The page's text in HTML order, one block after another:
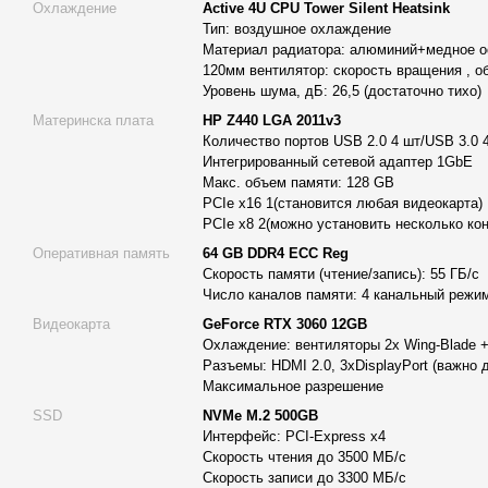
Рабочая станция собрана из современных
работу при серьезных вычислительных процессах.
Рабочая станция Alfa Server 749 является подлинным
предназначенным для решения сложных задач и интенсивных
Эта система включает в себя процессор Intel Xeon E5-2698v4,
производительностью благодаря своим 20 ядер, 40 потоків.
от 3,10 GHz до 3,60 GHz, а внушительный объем кэш-памяти
обработку данных и эффективность выполнения задач.
Система охлаждения Active 4U CPU Tower Silent Heatsink,
станции, высокоэффективна. Она состоит из алюминиевого
и пятью тепловыми трубками, обеспечивающими отличный
скоростью вращения 1500 об/мин эффективно рассеивают
уровень шума всего 26,5 дБ, что делает его достаточно тихим
Материнская плата HP Z440 LGA 2011v3 надежна и хорошо
много опций для расширения и подключения. Она имеет
порта USB 3.0, что обеспечивает достаточно возможностей
периферийных устройств. Интегрированный сетевой адаптер
сетевое подключение, а максимальный объем памяти в 256
расширить ресурсы системы. Наличие слотов PCIe x16 и PCIe
Охлаждение
Active 4U CPU Tower Silent Heatsink
Тип: воздушное охлаждение
Материал радиатора: алюминий+медное
120мм вентилятор: скорость вращения ,
Уровень шума, дБ: 26,5 (достаточно тихо)
Материнска плата
HP Z440 LGA 2011v3
Количество портов USB 2.0 4 шт/USB 3.0
Интегрированный сетевой адаптер 1GbE
Макс. объем памяти: 128 GB
PCIe x16 1(становится любая видеокарта)
PCIe x8 2(можно установить несколько
Оперативная память
64 GB DDR4 ECC Reg
Скорость памяти (чтение/запись): 55 ГБ/с
Число каналов памяти: 4 канальный
Видеокарта
GeForce RTX 3060 12GB
Охлаждение: вентиляторы 2х Wing-Blade
Разъемы: HDMI 2.0, 3хDisplayPort (важно
Максимальное разрешение
SSD
NVMe M.2 500GB
Интерфейс: PCI-Express x4
Скорость чтения до 3500 МБ/с
Скорость записи до 3300 МБ/с